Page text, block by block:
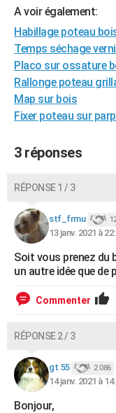
VOYAGE
Destinations
City break
Voyage nature
Voyage de noces
Forum
Climat
PHOTO
GUIDES D'ACHAT
BONS PLANS
CARTE DE VOEUX
Carte de Noël
Carte Bonne année
Carte Saint-Valentin
Carte Pâques
Carte d'anniversaire
DICTIONNAIRE
S'inscrire
Se connecter
Lycées
Collèges
Primaires
Universités
Entreprises
Service militaire
Avis de recherche
AVIS DE DÉCÈS
FORUM
A voir également:
Habillage poteau
Temps séchage
Placo sur ossature
Rallonge poteau
Map sur bois
Fixer poteau sur
3 réponses
RÉPONSE 1 / 3
stf_frmu
13 janv. 2021 à
Soit vous prenez
un autre idée que de
Commenter
RÉPONSE 2 / 3
gt.55 2 086
14 janv. 2021 à
Bonjour,